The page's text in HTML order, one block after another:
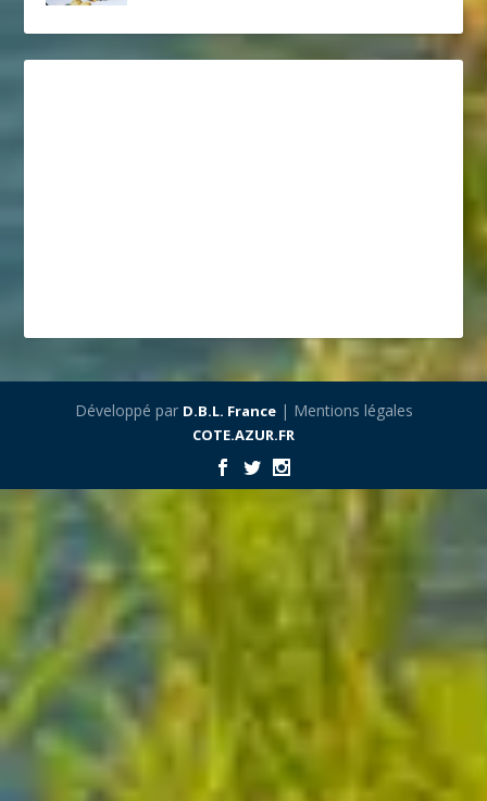
Développé par D.B.L. France| Mentions légales
COTE.AZUR.FR